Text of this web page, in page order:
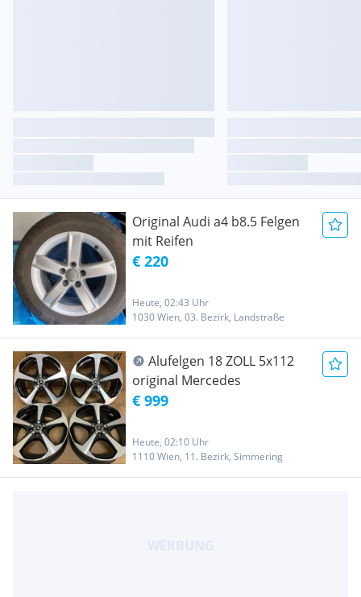
Original Audi a4 b8.5 Felgen
mit Reifen
€ 220
Heute, 02:43 Uhr
1030 Wien, 03. Bezirk, Landstraße
Alufelgen 18 ZOLL 5x112
original Mercedes
€ 999
Heute, 02:10 Uhr
1110 Wien, 11. Bezirk, Simmering